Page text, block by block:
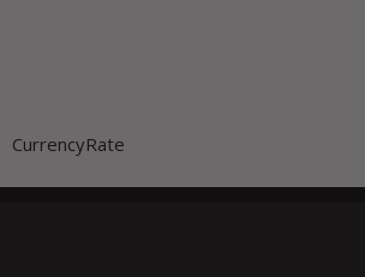
CurrencyRate